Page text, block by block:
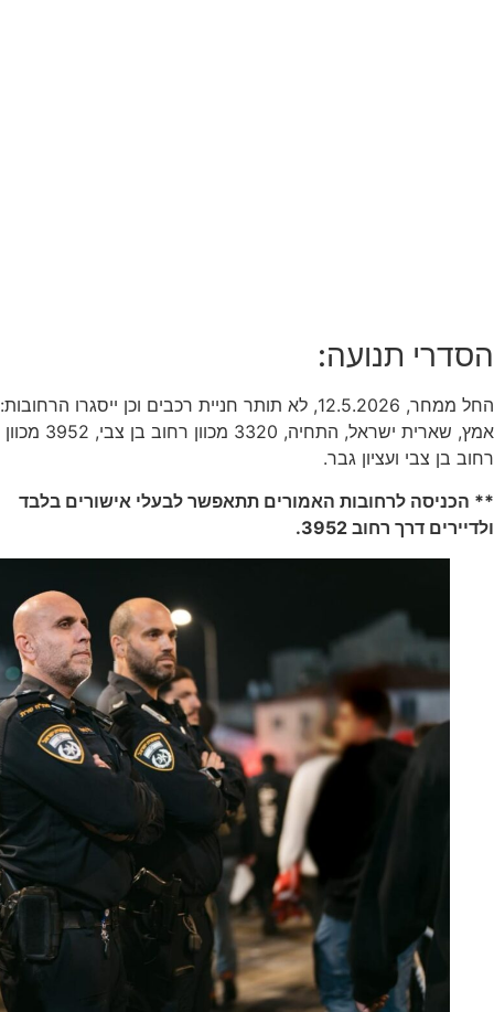
תנועה:
החל ממחר, 12.5.2026, לא תותר חניית רכבים וכן ייסגרו הרחובות:
אמץ, שארית ישראל, התחיה, 3320 מכוון רחוב בן צבי, 3952 מכוון
צבי ועציון גבר.
לרחובות האמורים תתאפשר לבעלי אישורים בלבד
דרך רחוב 3952.